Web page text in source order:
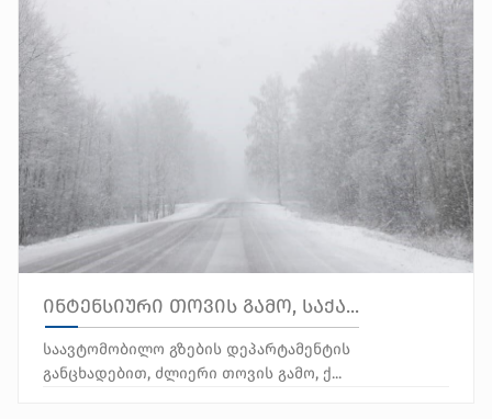
ინტენსიური თოვის გამო, საქა...
საავტომობილო გზების დეპარტამენტის
განცხადებით, ძლიერი თოვის გამო, ქ...